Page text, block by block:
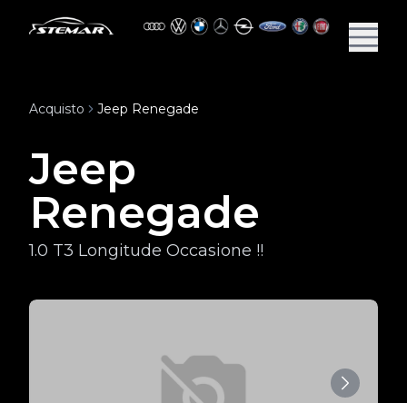
Acquisto Jeep Renegade
Jeep
Renegade
1.0 T3 Longitude Occasione !!